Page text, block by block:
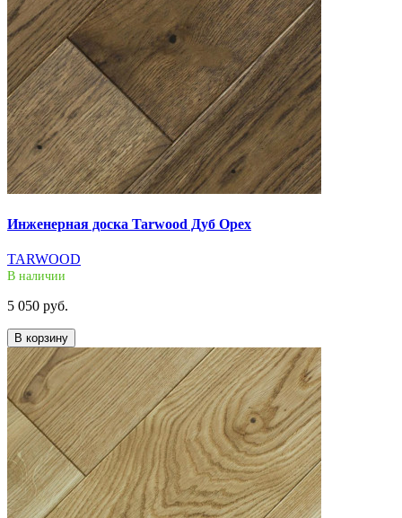
Инженерная доска Tarwood Дуб Орех
TARWOOD
В наличии
5 050 руб.
В корзину